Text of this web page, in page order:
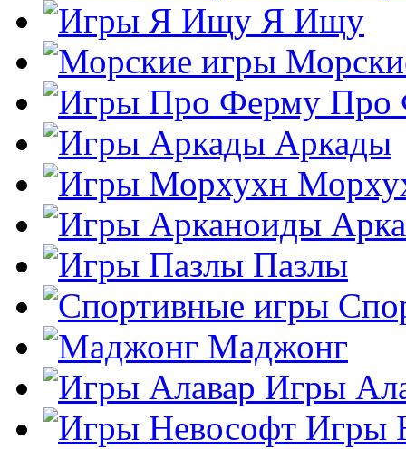
Я Ищу
Про
Аркады
Пазлы
Маджонг
Игры
Игры